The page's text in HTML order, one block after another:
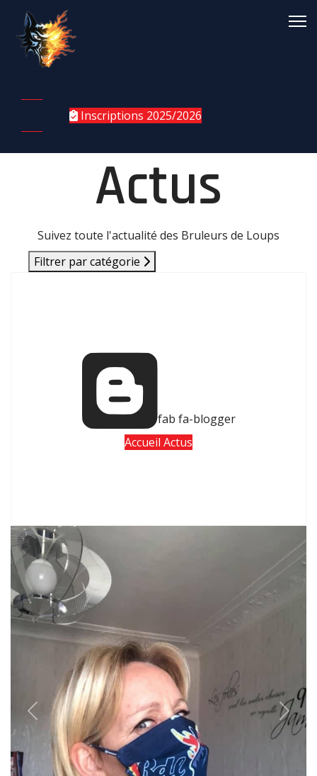
Inscriptions 2025/2026
Actus
Suivez toute l'actualité des Bruleurs de Loups
Filtrer par catégorie
fab fa-blogger
Accueil Actus
Previous Next